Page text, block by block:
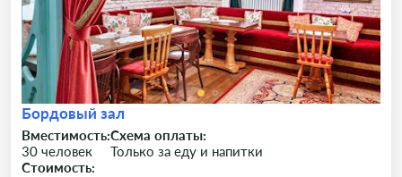
Бордовый зал
Вместимость:
30 человек
Схема оплаты:
Только за еду и напитки
Стоимость: